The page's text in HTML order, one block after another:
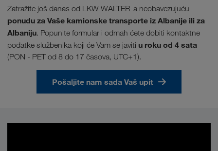
Zatražite još danas od LKW WALTER-a neobavezujuću
ponudu za Vaše kamionske transporte iz Albanije ili za
Albaniju. Popunite formular i odmah ćete dobiti kontaktne
podatke službenika koji će Vam se javiti u roku od 4 sata
(PON - PET od 8 do 17 časova, UTC+1).
Pošaljite nam sada Vaš upit